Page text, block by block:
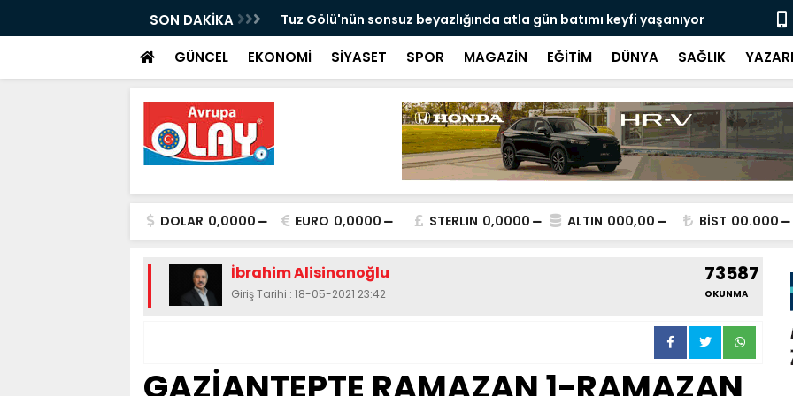
SON DAKİKA
ismi Mehmet Genç son yolculuğuna Tuz Gölü'nün sonsuz beyazlığında atla gün batımı keyfi yaşanıyor Milli
GÜNCEL EKONOMİ SİYASET SPOR MAGAZİN EĞİTİM DÜNYA SAĞLIK
DOLAR 0,0000 EURO 0,0000 STERLIN 0,0000 ALTIN 000,00 BİST 00.000
İbrahim Alisinanoğlu
Giriş Tarihi : 18-05-2021 23:42
73587
OKUNMA